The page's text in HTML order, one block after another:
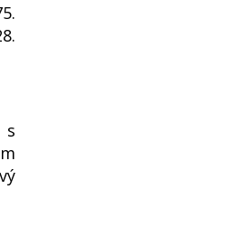
s